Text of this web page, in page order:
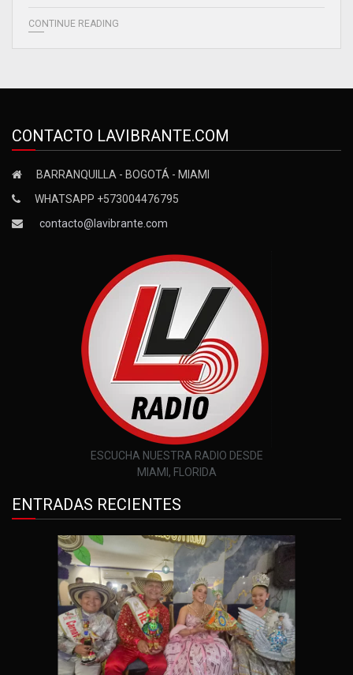
CONTINUE READING
CONTACTO LAVIBRANTE.COM
BARRANQUILLA - BOGOTÁ - MIAMI
WHATSAPP +573004476795
contacto@lavibrante.com
ESCUCHA NUESTRA RADIO DESDE
MIAMI, FLORIDA
ENTRADAS RECIENTES